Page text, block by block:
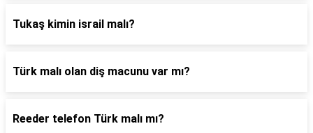
Tukaş kimin israil malı?
Türk malı olan diş macunu var mı?
Reeder telefon Türk malı mı?